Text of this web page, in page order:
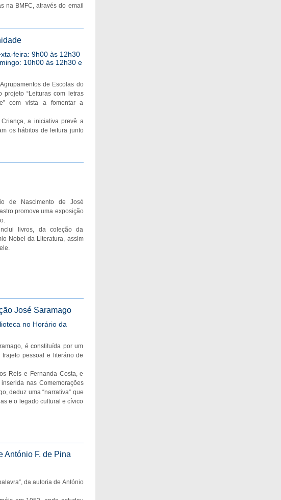
na BMFC, através do email
feira: 9h00 às 12h30
10h00 às 12h30 e
de Escolas do
projeto “Leituras com letras
com vista a fomentar a
a iniciativa prevê a
os hábitos de leitura junto
de Nascimento de José
promove uma exposição
livros, da coleção da
Nobel da Literatura, assim
José Saramago
no Horário da
é constituída por um
pessoal e literário de
Reis e Fernanda Costa, e
nas Comemorações
deduz uma “narrativa” que
e o legado cultural e cívico
António F. de Pina
da autoria de António